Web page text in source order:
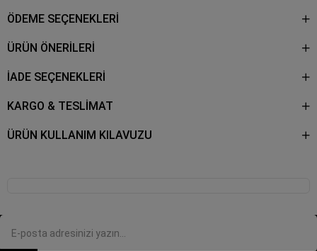
ÖDEME SEÇENEKLERI
ÜRÜN ÖNERILERI
İADE SEÇENEKLERİ
KARGO & TESLİMAT
ÜRÜN KULLANIM KILAVUZU